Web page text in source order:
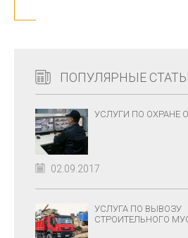
ПОПУЛЯРНЫЕ
УСЛУГИ ПО ОХРАНЕ
02.09.2017
УСЛУГА ПО ВЫВОЗУ
СТРОИТЕЛЬНОГО